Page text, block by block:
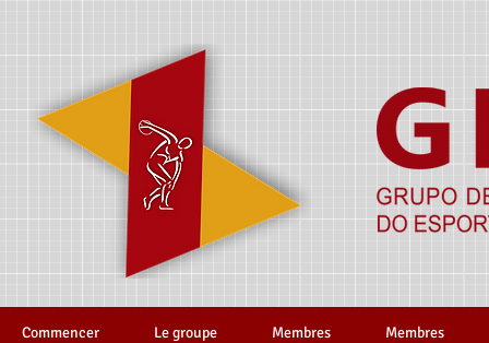
Commencer Le groupe Membres Membres